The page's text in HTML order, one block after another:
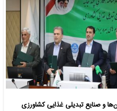
و صنایع تبدیلی غذایی کشاورزی